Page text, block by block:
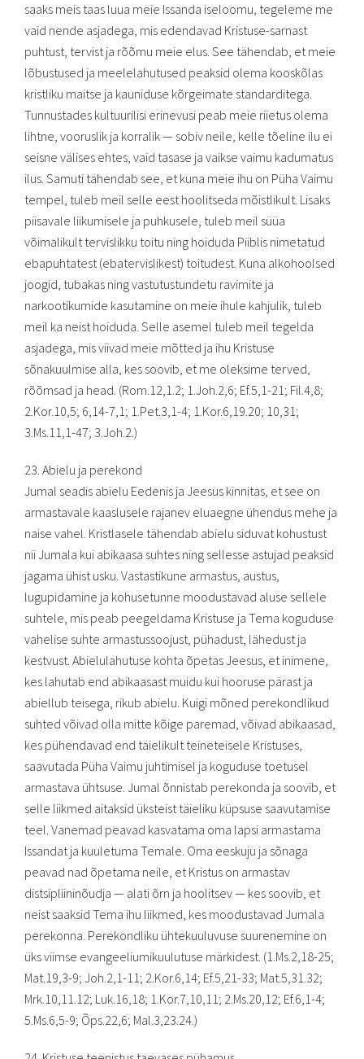
saaks meis taas luua meie Issanda iseloomu, tegeleme me
vaid nende asjadega, mis edendavad Kristuse-sarnast
puhtust, tervist ja rõõmu meie elus. See tähendab, et meie
lõbustused ja meelelahutused peaksid olema kooskõlas
kristliku maitse ja kauniduse kõrgeimate standarditega.
Tunnustades kultuurilisi erinevusi peab meie riietus olema
lihtne, vooruslik ja korralik — sobiv neile, kelle tõeline ilu ei
seisne välises ehtes, vaid tasase ja vaikse vaimu kadumatus
ilus. Samuti tähendab see, et kuna meie ihu on Püha Vaimu
tempel, tuleb meil selle eest hoolitseda mõistlikult. Lisaks
piisavale liikumisele ja puhkusele, tuleb meil süüa
võimalikult tervislikku toitu ning hoiduda Piiblis nimetatud
ebapuhtatest (ebatervislikest) toitudest. Kuna alkohoolsed
joogid, tubakas ning vastutustundetu ravimite ja
narkootikumide kasutamine on meie ihule kahjulik, tuleb
meil ka neist hoiduda. Selle asemel tuleb meil tegelda
asjadega, mis viivad meie mõtted ja ihu Kristuse
sõnakuulmise alla, kes soovib, et me oleksime terved,
rõõmsad ja head. (Rom.12,1.2; 1.Joh.2,6; Ef.5,1-21; Fil.4,8;
2.Kor.10,5; 6,14-7,1; 1.Pet.3,1-4; 1.Kor.6,19.20; 10,31;
3.Ms.11,1-47; 3.Joh.2.)
23. Abielu ja perekond
Jumal seadis abielu Eedenis ja Jeesus kinnitas, et see on
armastavale kaaslusele rajanev eluaegne ühendus mehe ja
naise vahel. Kristlasele tähendab abielu siduvat kohustust
nii Jumala kui abikaasa suhtes ning sellesse astujad peaksid
jagama ühist usku. Vastastikune armastus, austus,
lugupidamine ja kohusetunne moodustavad aluse sellele
suhtele, mis peab peegeldama Kristuse ja Tema koguduse
vahelise suhte armastussoojust, pühadust, lähedust ja
kestvust. Abielulahutuse kohta õpetas Jeesus, et inimene,
kes lahutab end abikaasast muidu kui hooruse pärast ja
abiellub teisega, rikub abielu. Kuigi mõned perekondlikud
suhted võivad olla mitte kõige paremad, võivad abikaasad,
kes pühendavad end täielikult teineteisele Kristuses,
saavutada Püha Vaimu juhtimisel ja koguduse toetusel
armastava ühtsuse. Jumal õnnistab perekonda ja soovib, et
selle liikmed aitaksid üksteist täieliku küpsuse saavutamise
teel. Vanemad peavad kasvatama oma lapsi armastama
Issandat ja kuuletuma Temale. Oma eeskuju ja sõnaga
peavad nad õpetama neile, et Kristus on armastav
distsipliininõudja — alati õrn ja hoolitsev — kes soovib, et
neist saaksid Tema ihu liikmed, kes moodustavad Jumala
perekonna. Perekondliku ühtekuuluvuse suurenemine on
üks viimse evangeeliumikuulutuse märkidest. (1.Ms.2,18-25;
Mat.19,3-9; Joh.2,1-11; 2.Kor.6,14; Ef.5,21-33; Mat.5,31.32;
Mrk.10,11.12; Luk.16,18; 1.Kor.7,10,11; 2.Ms.20,12; Ef.6,1-4;
5.Ms.6,5-9; Õps.22,6; Mal.3,23.24.)